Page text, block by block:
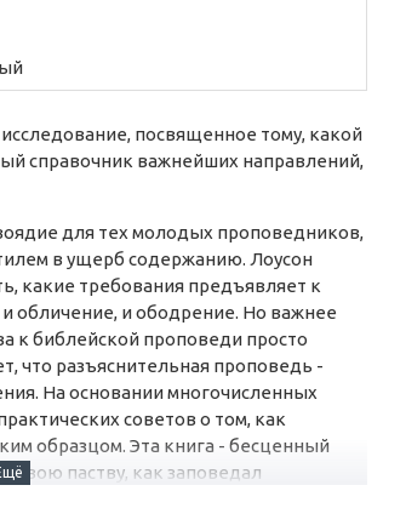
посвященное тому, какой
справочник важнейших направлений,
для тех молодых проповедников,
в ущерб содержанию. Лоусон
какие требования предъявляет к
обличение, и ободрение. Но важнее
к библейской проповеди просто
что разъяснительная проповедь -
На основании многочисленных
советов о том, как
образцом. Эта книга - бесценный
паству, как заповедал